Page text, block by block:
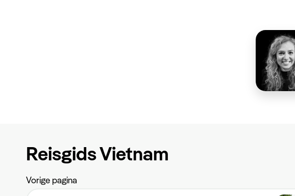
Reisgids Vietnam
Vorige pagina